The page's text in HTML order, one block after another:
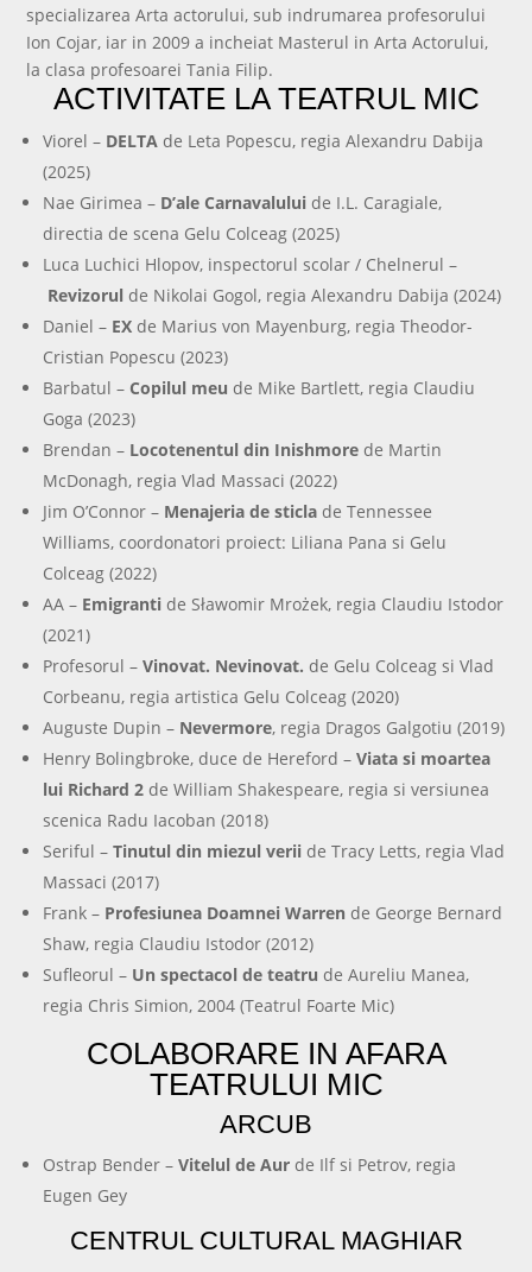
specializarea Arta actorului, sub indrumarea profesorului
Ion Cojar, iar in 2009 a incheiat Masterul in Arta Actorului,
la clasa profesoarei Tania Filip.
ACTIVITATE LA TEATRUL MIC
Viorel – DELTA de Leta Popescu, regia Alexandru Dabija
(2025)
Nae Girimea – D’ale Carnavalului de I.L. Caragiale,
directia de scena Gelu Colceag (2025)
Luca Luchici Hlopov, inspectorul scolar / Chelnerul –
Revizorul de Nikolai Gogol, regia Alexandru Dabija (2024)
Daniel – EX de Marius von Mayenburg, regia Theodor-
Cristian Popescu (2023)
Barbatul – Copilul meu de Mike Bartlett, regia Claudiu
Goga (2023)
Brendan – Locotenentul din Inishmore de Martin
McDonagh, regia Vlad Massaci (2022)
Jim O’Connor – Menajeria de sticla de Tennessee
Williams, coordonatori proiect: Liliana Pana si Gelu
Colceag (2022)
AA – Emigranti de Sławomir Mrożek, regia Claudiu Istodor
(2021)
Profesorul –Vinovat. Nevinovat. de Gelu Colceag si Vlad
Corbeanu, regia artistica Gelu Colceag (2020)
Auguste Dupin – Nevermore, regia Dragos Galgotiu (2019)
Henry Bolingbroke, duce de Hereford –Viata si moartea
lui Richard 2 de William Shakespeare, regia si versiunea
scenica Radu Iacoban (2018)
Seriful –Tinutul din miezul verii de Tracy Letts, regia Vlad
Massaci (2017)
Frank – Profesiunea Doamnei Warren de George Bernard
Shaw, regia Claudiu Istodor (2012)
Sufleorul – Un spectacol de teatru de Aureliu Manea,
regia Chris Simion, 2004 (Teatrul Foarte Mic)
COLABORARE IN AFARA
TEATRULUI MIC
ARCUB
Ostrap Bender –Vitelul de Aur de Ilf si Petrov, regia
Eugen Gey
CENTRUL CULTURAL MAGHIAR